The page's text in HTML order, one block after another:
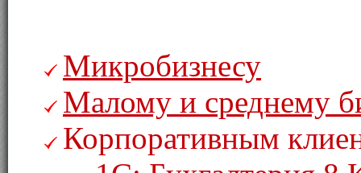
Микробизнесу
Малому и среднему
Корпоративным